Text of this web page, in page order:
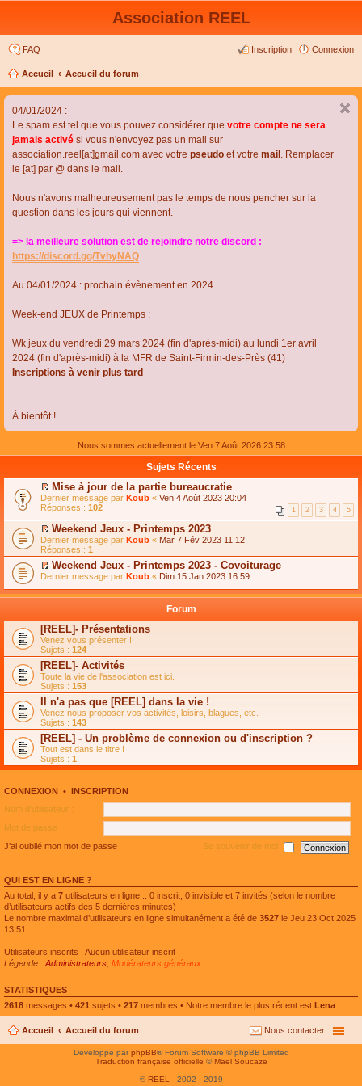
Association REEL
FAQ Connexion
Inscription
Accueil Accueil du forum
04/01/2024 :
Le spam est tel que vous pouvez considérer que votre compte ne sera
jamais activé si vous n'envoyez pas un mail sur
association.reel[at]gmail.com avec votre pseudo et votre mail . Remplacer
le [at] par @ dans le mail.
Nous n'avons malheureusement pas le temps de nous pencher sur la
question dans les jours qui viennent.
=> la meilleure solution est de rejoindre notre discord :
https://discord.gg/TvhyNAQ
Au 04/01/2024 : prochain évènement en 2024
Week-end JEUX de Printemps :
Wk jeux du vendredi 29 mars 2024 (fin d'après-midi) au lundi 1er avril
2024 (fin d'après-midi) à la MFR de Saint-Firmin-des-Près (41)
Inscriptions à venir plus tard
À bientôt !
Nous sommes actuellement le Ven 7 Août 2026 23:58
Sujets Récents
C
o
n
s
u
l
t
e
r
l
e
s
s
a
g
e
n
o
n
l
u
l
e
p
l
u
s
é
c
e
n
t
Mise à jour de la partie bureaucratie
Dernier message par Koub « Ven 4 Août 2023 20:04
Réponses : 102 1 2 3 4 5
C
o
n
s
u
t
l
e
m
e
s
s
a
g
e
n
o
n
l
u
l
e
l
u
s
é
e
Weekend Jeux - Printemps 2023
Dernier message par Koub « Mar 7 Fév 2023 11:12
Réponses : 1
C
n
l
t
e
r
l
e
m
e
s
s
a
g
e
n
o
n
u
l
e
l
s
e
n
t
Weekend Jeux - Printemps 2023 - Covoiturage
Dernier message par Koub « Dim 15 Jan 2023 16:59
Forum
[REEL]- Présentations
Venez vous présenter !
Sujets : 124
[REEL]- Activités
Toute la vie de l'association est ici.
Sujets : 153
Il n'a pas que [REEL] dans la vie !
Venez nous proposer vos activités, loisirs, blagues, etc.
Sujets : 143
[REEL] - Un problème de connexion ou d'inscription ?
Tout est dans le titre !
Sujets : 1
CONNEXION • INSCRIPTION
Nom d’utilisateur :
Mot de passe :
J’ai oublié mon mot de passe
Se souvenir de moi
QUI EST EN LIGNE ?
Au total, il y a 7 utilisateurs en ligne :: 0 inscrit, 0 invisible et 7 invités (selon le nombre
d’utilisateurs actifs des 5 dernières minutes)
Le nombre maximal d’utilisateurs en ligne simultanément a été de 3527 le Jeu 23 Oct 2025
13:51
Utilisateurs inscrits : Aucun utilisateur inscrit
Légende : Administrateurs Modérateurs généraux
STATISTIQUES
2618 messages • 421 sujets • 217 membres • Notre membre le plus récent est Lena
Accueil Accueil du forum Nous contacter
Développé parphpBB® Forum Software © phpBB Limited
Traduction française officielle © Maël Soucaze
© REEL - 2002 - 2019